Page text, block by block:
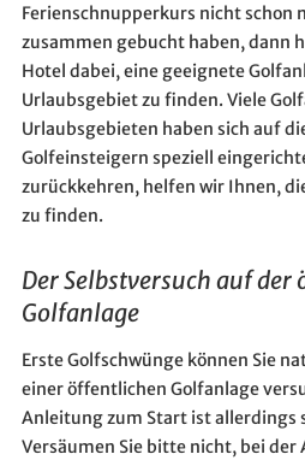
Ferienschnupperkurs nicht schon
zusammen gebucht haben, dann
Hotel dabei, eine geeignete
Urlaubsgebiet zu finden. Viele
Urlaubsgebieten haben sich auf
Golfeinsteigern speziell
zurückkehren, helfen wir Ihnen,
zu finden.
Der Selbstversuch auf
Golfanlage
Erste Golfschwünge können Sie
einer öffentlichen Golfanlage
Anleitung zum Start ist allerdings
Versäumen Sie bitte nicht, bei